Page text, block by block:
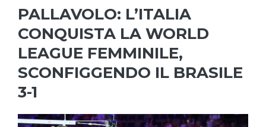
PALLAVOLO: L’ITALIA
CONQUISTA LA WORLD
LEAGUE FEMMINILE,
SCONFIGGENDO IL BRASILE
3-1